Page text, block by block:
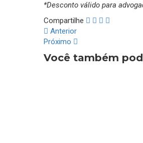
*Desconto válido para
Compartilhe
Anterior
Próximo
Você também